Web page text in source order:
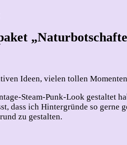
Ideen, vielen tollen
Steam-Punk-Look gestaltet
ich Hintergründe so gerne
zu gestalten.